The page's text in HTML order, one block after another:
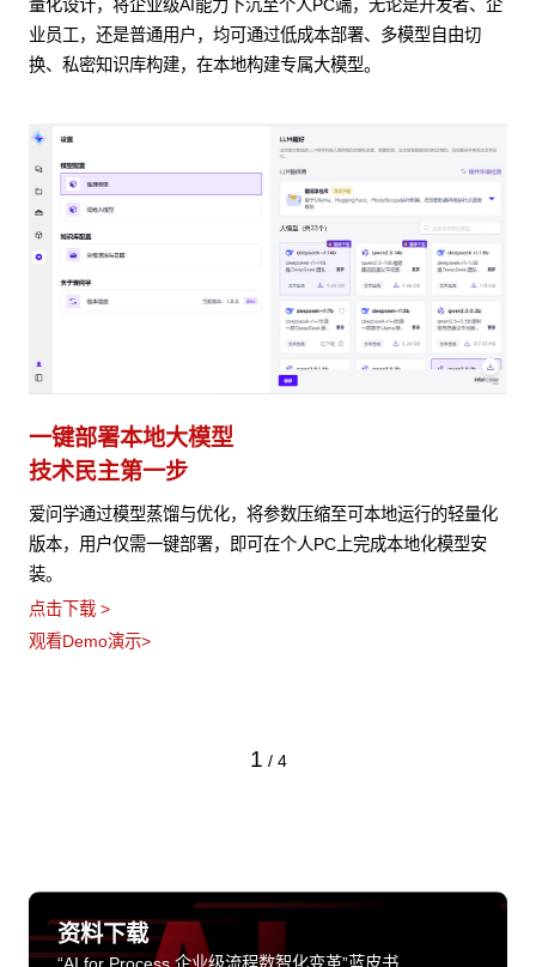
量化设计，将企业级AI能力下沉至个人PC端，无论是开发者、企
业员工，还是普通用户，均可通过低成本部署、多模型自由切
换、私密知识库构建，在本地构建专属大模型。
一键部署本地大模型
技术民主第一步
爱问学通过模型蒸馏与优化，将参数压缩至可本地运行的轻量化
版本，用户仅需一键部署，即可在个人PC上完成本地化模型安
装。
点击下载 >
观看Demo演示>
1 / 4
资料下载